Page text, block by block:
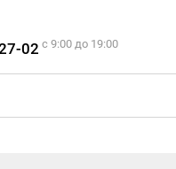
02 c 9:00 до 19:00